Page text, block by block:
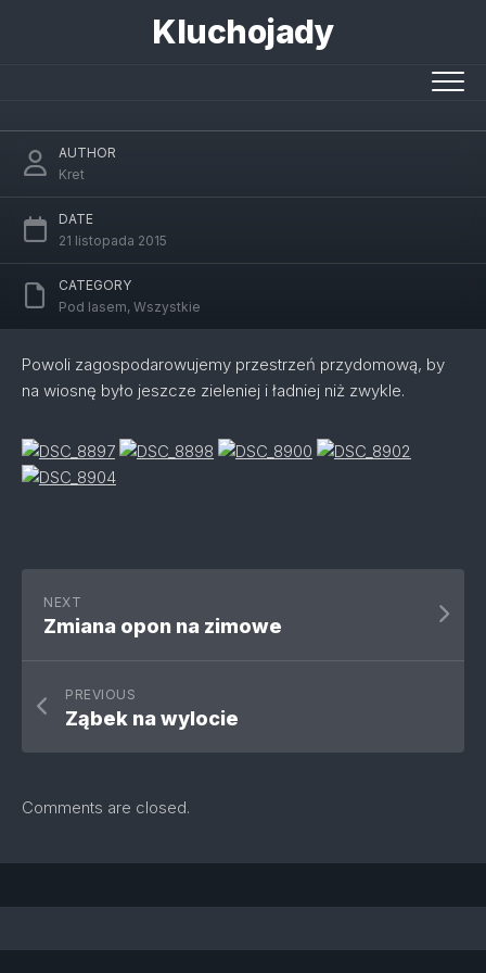
Kluchojady
AUTHOR
Kret
DATE
21 listopada 2015
CATEGORY
Pod lasem, Wszystkie
Powoli zagospodarowujemy przestrzeń przydomową, by
na wiosnę było jeszcze zieleniej i ładniej niż zwykle.
NEXT
Zmiana opon na zimowe
PREVIOUS
Ząbek na wylocie
Comments are closed.